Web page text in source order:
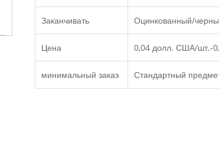
Заканчивать Оцинкованный/
Цена 0,04 долл. США/шт.-
минимальный заказ Стандартный